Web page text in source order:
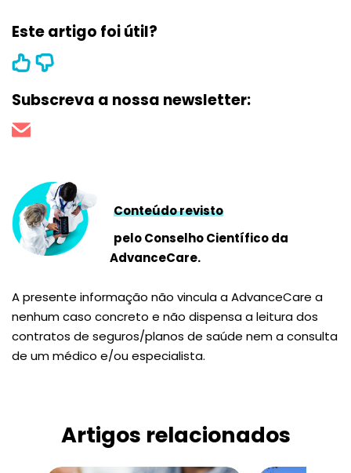
Este artigo foi útil?
Subscreva a nossa newsletter:
Conteúdo revisto
pelo Conselho Científico da
AdvanceCare.
A presente informação não vincula a AdvanceCare a
nenhum caso concreto e não dispensa a leitura dos
contratos de seguros/planos de saúde nem a consulta
de um médico e/ou especialista.
Artigos relacionados